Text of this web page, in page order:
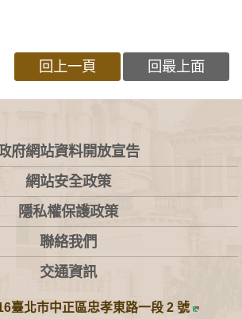
回上一頁 回最上面
府網站資料開放宣告
網站安全政策
隱私權保護政策
聯絡我們
交通資訊
臺北市中正區忠孝東路一段 2 號